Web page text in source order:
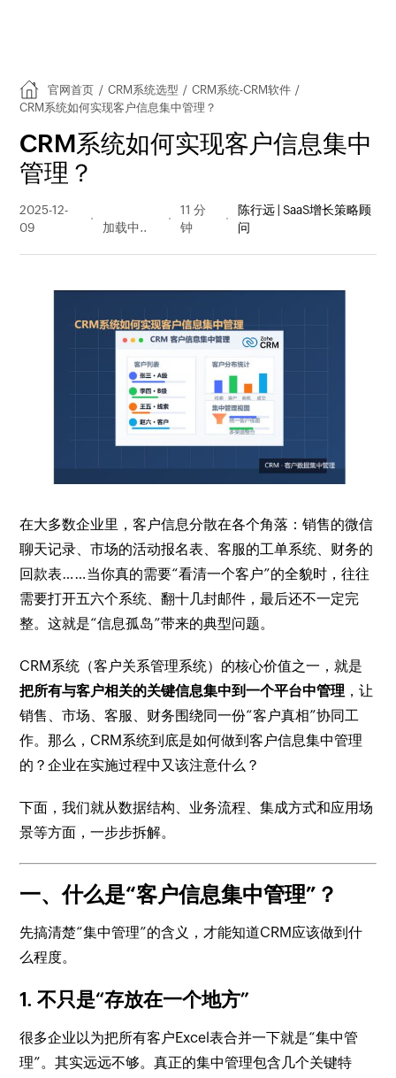
官网首页 / CRM系统选型 / CRM系统-CRM软件 /
CRM系统如何实现客户信息集中管理？
CRM系统如何实现客户信息集中
管理？
2025-12-
09
量
11 分
钟
陈行远 | SaaS增长策略顾
问
在大多数企业里，客户信息分散在各个角落：销售的微信
聊天记录、市场的活动报名表、客服的工单系统、财务的
回款表……当你真的需要“看清一个客户”的全貌时，往往
需要打开五六个系统、翻十几封邮件，最后还不一定完
整。这就是“信息孤岛”带来的典型问题。
CRM系统（客户关系管理系统）的核心价值之一，就是
把所有与客户相关的关键信息集中到一个平台中管理 ，让
销售、市场、客服、财务围绕同一份“客户真相”协同工
作。那么，CRM系统到底是如何做到客户信息集中管理
的？企业在实施过程中又该注意什么？
下面，我们就从数据结构、业务流程、集成方式和应用场
景等方面，一步步拆解。
一、什么是“客户信息集中管理”？
先搞清楚“集中管理”的含义，才能知道CRM应该做到什
么程度。
1. 不只是“存放在一个地方”
很多企业以为把所有客户Excel表合并一下就是“集中管
理”。其实远远不够。真正的集中管理包含几个关键特